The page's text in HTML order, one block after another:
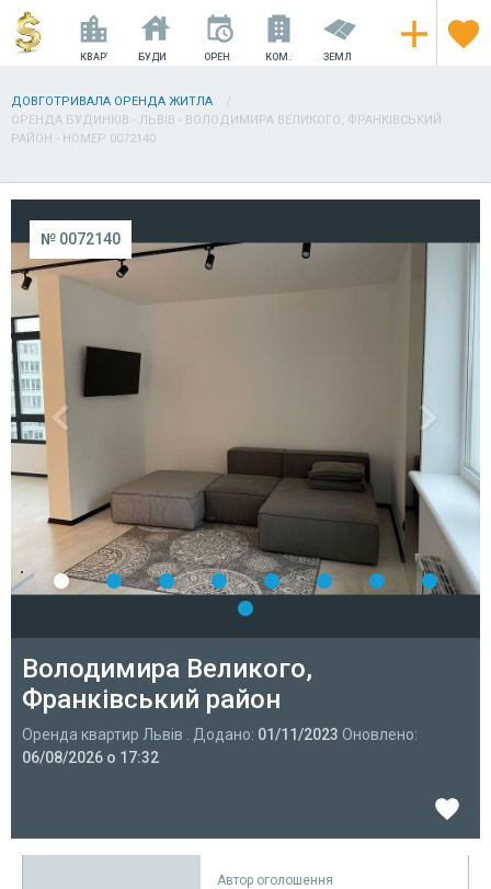
КВАРТИРИ БУДИНКИ ОРЕНДА КОМ.НЕРУХОМІСТЬ
ЗЕМЛЯ
ДОВГОТРИВАЛА ОРЕНДА ЖИТЛА
ОРЕНДА БУДИНКІВ - ЛЬВІВ - ВОЛОДИМИРА ВЕЛИКОГО, ФРАНКІВСЬКИЙ
РАЙОН - НОМЕР 0072140
№ 0072140
Володимира Великого,
Франківський район
Оренда квартир Львів . Додано: 01/11/2023 Оновлено:
06/08/2026 о 17:32
Автор оголошення